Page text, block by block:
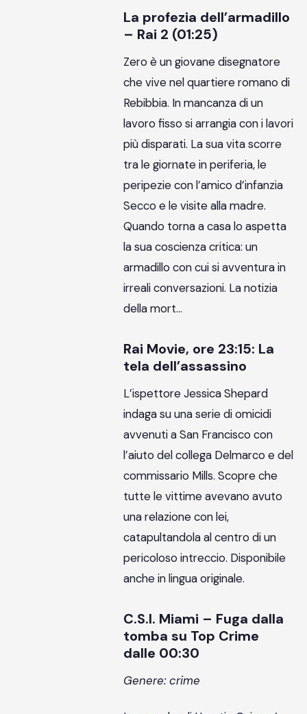
La profezia dell’armadillo
– Rai 2 (01:25)
Zero è un giovane disegnatore
che vive nel quartiere romano di
Rebibbia. In mancanza di un
lavoro fisso si arrangia con i lavori
più disparati. La sua vita scorre
tra le giornate in periferia, le
peripezie con l’amico d’infanzia
Secco e le visite alla madre.
Quando torna a casa lo aspetta
la sua coscienza critica: un
armadillo con cui si avventura in
irreali conversazioni. La notizia
della mort…
Rai Movie, ore 23:15: La
tela dell’assassino
L’ispettore Jessica Shepard
indaga su una serie di omicidi
avvenuti a San Francisco con
l’aiuto del collega Delmarco e del
commissario Mills. Scopre che
tutte le vittime avevano avuto
una relazione con lei,
catapultandola al centro di un
pericoloso intreccio. Disponibile
anche in lingua originale.
C.S.I. Miami – Fuga dalla
tomba su Top Crime
dalle 00:30
Genere: crime